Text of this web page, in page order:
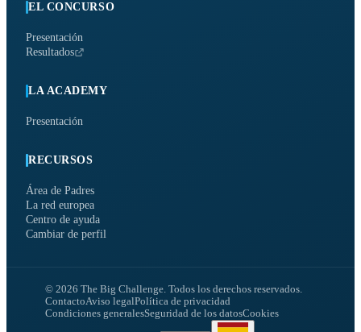
EL CONCURSO
Presentación
Resultados
LA ACADEMY
Presentación
RECURSOS
Área de Padres
La red europea
Centro de ayuda
Cambiar de perfil
© 2026 The Big Challenge. Todos los derechos reservados.
ContactoAviso legalPolítica de privacidad
Condiciones generalesSeguridad de los datosCookies